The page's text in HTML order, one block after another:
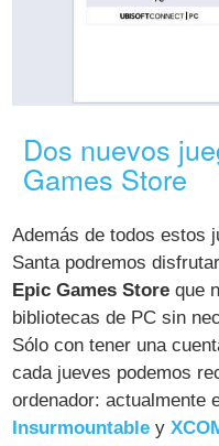
Dos nuevos
Games Store
Además de todos estos
Santa podremos
Epic Games Store que
bibliotecas de PC sin
Sólo con tener una
cada jueves podemos
ordenador: actualmente
Insurmountable y